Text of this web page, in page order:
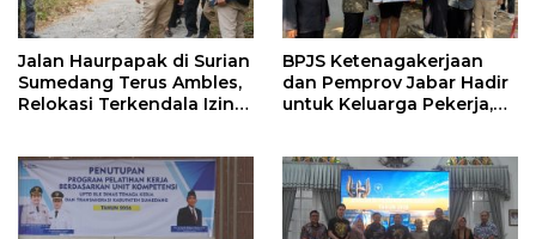
Jalan Haurpapak di Surian
Sumedang Terus Ambles,
Relokasi Terkendala Izin
BPJS Ketenagakerjaan
dan Pemprov Jabar Hadir
untuk Keluarga Pekerja,